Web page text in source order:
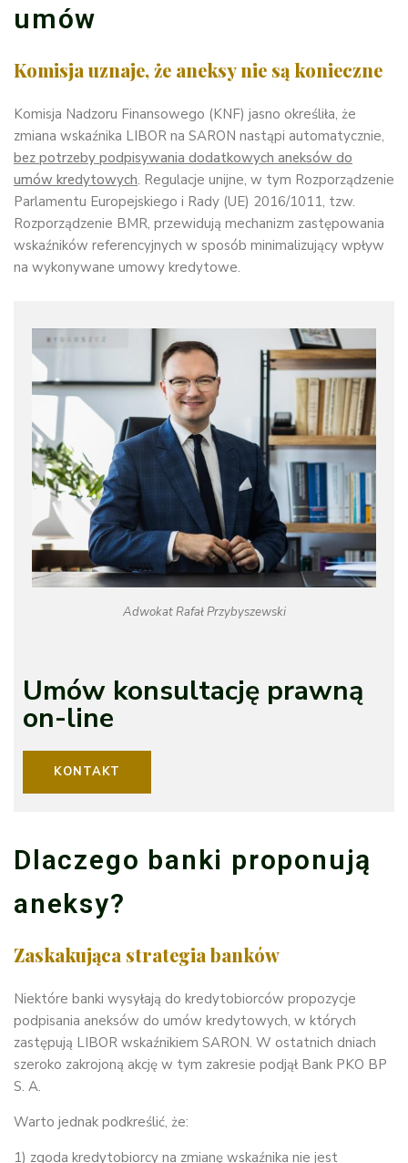
umów
Komisja uznaje, że aneksy nie są konieczne
Komisja Nadzoru Finansowego (KNF) jasno określiła, że
zmiana wskaźnika LIBOR na SARON nastąpi automatycznie,
bez potrzeby podpisywania dodatkowych aneksów do
umów kredytowych. Regulacje unijne, w tym Rozporządzenie
Parlamentu Europejskiego i Rady (UE) 2016/1011, tzw.
Rozporządzenie BMR, przewidują mechanizm zastępowania
wskaźników referencyjnych w sposób minimalizujący wpływ
na wykonywane umowy kredytowe.
Adwokat Rafał Przybyszewski
Umów konsultację prawną
on-line
KONTAKT
Dlaczego banki proponują
aneksy?
Zaskakująca strategia banków
Niektóre banki wysyłają do kredytobiorców propozycje
podpisania aneksów do umów kredytowych, w których
zastępują LIBOR wskaźnikiem SARON. W ostatnich dniach
szeroko zakrojoną akcję w tym zakresie podjął Bank PKO BP
S. A.
Warto jednak podkreślić, że:
1) zgoda kredytobiorcy na zmianę wskaźnika nie jest